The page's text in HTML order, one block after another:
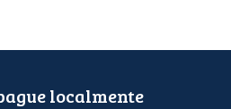
localmente